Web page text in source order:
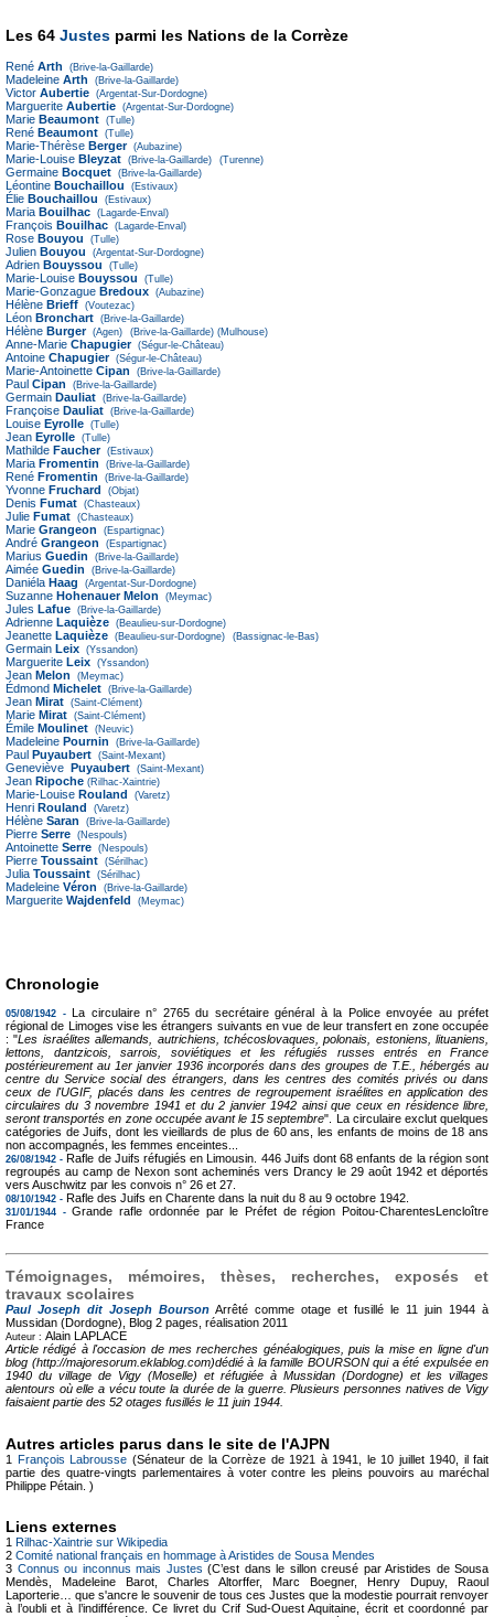
Les 64 Justes parmi les Nations de la Corrèze
René Arth (Brive-la-Gaillarde)
Madeleine Arth (Brive-la-Gaillarde)
Victor Aubertie (Argentat-Sur-Dordogne)
Marguerite Aubertie (Argentat-Sur-Dordogne)
Marie Beaumont (Tulle)
René Beaumont (Tulle)
Marie-Thérèse Berger (Aubazine)
Marie-Louise Bleyzat (Brive-la-Gaillarde) (Turenne)
Germaine Bocquet (Brive-la-Gaillarde)
Léontine Bouchaillou (Estivaux)
Élie Bouchaillou (Estivaux)
Maria Bouilhac (Lagarde-Enval)
François Bouilhac (Lagarde-Enval)
Rose Bouyou (Tulle)
Julien Bouyou (Argentat-Sur-Dordogne)
Adrien Bouyssou (Tulle)
Marie-Louise Bouyssou (Tulle)
Marie-Gonzague Bredoux (Aubazine)
Hélène Brieff (Voutezac)
Léon Bronchart (Brive-la-Gaillarde)
Hélène Burger (Agen) (Brive-la-Gaillarde) (Mulhouse)
Anne-Marie Chapugier (Ségur-le-Château)
Antoine Chapugier (Ségur-le-Château)
Marie-Antoinette Cipan (Brive-la-Gaillarde)
Paul Cipan (Brive-la-Gaillarde)
Germain Dauliat (Brive-la-Gaillarde)
Françoise Dauliat (Brive-la-Gaillarde)
Louise Eyrolle (Tulle)
Jean Eyrolle (Tulle)
Mathilde Faucher (Estivaux)
Maria Fromentin (Brive-la-Gaillarde)
René Fromentin (Brive-la-Gaillarde)
Yvonne Fruchard (Objat)
Denis Fumat (Chasteaux)
Julie Fumat (Chasteaux)
Marie Grangeon (Espartignac)
André Grangeon (Espartignac)
Marius Guedin (Brive-la-Gaillarde)
Aimée Guedin (Brive-la-Gaillarde)
Daniéla Haag (Argentat-Sur-Dordogne)
Suzanne Hohenauer Melon (Meymac)
Jules Lafue (Brive-la-Gaillarde)
Adrienne Laquièze (Beaulieu-sur-Dordogne)
Jeanette Laquièze (Beaulieu-sur-Dordogne) (Bassignac-le-Bas)
Germain Leix (Yssandon)
Marguerite Leix (Yssandon)
Jean Melon (Meymac)
Édmond Michelet (Brive-la-Gaillarde)
Jean Mirat (Saint-Clément)
Marie Mirat (Saint-Clément)
Émile Moulinet (Neuvic)
Madeleine Pournin (Brive-la-Gaillarde)
Paul Puyaubert (Saint-Mexant)
Geneviève Puyaubert (Saint-Mexant)
Jean Ripoche (Rilhac-Xaintrie)
Marie-Louise Rouland (Varetz)
Henri Rouland (Varetz)
Hélène Saran (Brive-la-Gaillarde)
Pierre Serre (Nespouls)
Antoinette Serre (Nespouls)
Pierre Toussaint (Sérilhac)
Julia Toussaint (Sérilhac)
Madeleine Véron (Brive-la-Gaillarde)
Marguerite Wajdenfeld (Meymac)
Chronologie
05/08/1942 - La circulaire n° 2765 du secrétaire général à la Police envoyée au préfet
régional de Limoges vise les étrangers suivants en vue de leur transfert en zone occupée
: "Les israélites allemands, autrichiens, tchécoslovaques, polonais, estoniens, lituaniens,
lettons, dantzicois, sarrois, soviétiques et les réfugiés russes entrés en France
postérieurement au 1er janvier 1936 incorporés dans des groupes de T.E., hébergés au
centre du Service social des étrangers, dans les centres des comités privés ou dans
ceux de l'UGIF, placés dans les centres de regroupement israélites en application des
circulaires du 3 novembre 1941 et du 2 janvier 1942 ainsi que ceux en résidence libre,
seront transportés en zone occupée avant le 15 septembre". La circulaire exclut quelques
catégories de Juifs, dont les vieillards de plus de 60 ans, les enfants de moins de 18 ans
non accompagnés, les femmes enceintes...
26/08/1942 - Rafle de Juifs réfugiés en Limousin. 446 Juifs dont 68 enfants de la région sont
regroupés au camp de Nexon sont acheminés vers Drancy le 29 août 1942 et déportés
vers Auschwitz par les convois n° 26 et 27.
08/10/1942 - Rafle des Juifs en Charente dans la nuit du 8 au 9 octobre 1942.
31/01/1944 - Grande rafle ordonnée par le Préfet de région Poitou-CharentesLencloître
France
Témoignages, mémoires, thèses, recherches, exposés et
travaux scolaires
Paul Joseph dit Joseph Bourson Arrêté comme otage et fusillé le 11 juin 1944 à
Mussidan (Dordogne), Blog 2 pages, réalisation 2011
Auteur : Alain LAPLACE
Article rédigé à l'occasion de mes recherches généalogiques, puis la mise en ligne d'un
blog (http://majoresorum.eklablog.com)dédié à la famille BOURSON qui a été expulsée en
1940 du village de Vigy (Moselle) et réfugiée à Mussidan (Dordogne) et les villages
alentours où elle a vécu toute la durée de la guerre. Plusieurs personnes natives de Vigy
faisaient partie des 52 otages fusillés le 11 juin 1944.
Autres articles parus dans le site de l'AJPN
1 François Labrousse (Sénateur de la Corrèze de 1921 à 1941, le 10 juillet 1940, il fait
partie des quatre-vingts parlementaires à voter contre les pleins pouvoirs au maréchal
Philippe Pétain. )
Liens externes
1 Rilhac-Xaintrie sur Wikipedia
2 Comité national français en hommage à Aristides de Sousa Mendes
3 Connus ou inconnus mais Justes (C’est dans le sillon creusé par Aristides de Sousa
Mendès, Madeleine Barot, Charles Altorffer, Marc Boegner, Henry Dupuy, Raoul
Laporterie… que s'ancre le souvenir de tous ces Justes que la modestie pourrait renvoyer
à l’oubli et à l’indifférence. Ce livret du Crif Sud-Ouest Aquitaine, écrit et coordonné par